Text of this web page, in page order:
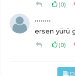
(0)
........
ersen yürü
(0)